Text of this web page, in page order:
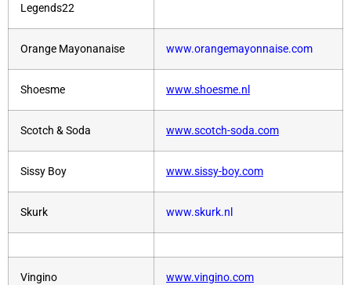
Legends22
Orange Mayonanaise www.orangemayonnaise.com
Shoesme www.shoesme.nl
Scotch & Soda www.scotch-soda.com
Sissy Boy www.sissy-boy.com
Skurk www.skurk.nl
Vingino www.vingino.com